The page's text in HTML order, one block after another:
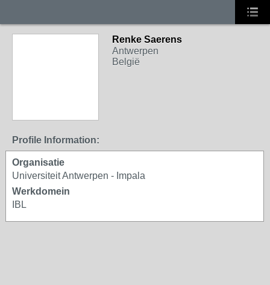
Renke Saerens
Antwerpen
België
Profile Information:
Organisatie
Universiteit Antwerpen - Impala
Werkdomein
IBL